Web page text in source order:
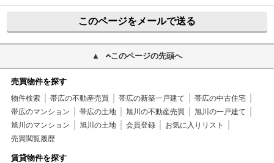
このページをメールで送る
このページの先頭へ
売買物件を探す
物件検索 帯広の不動産売買 帯広の新築一戸建て
帯広の中古住宅
帯広のマンション
帯広の土地 旭川の不動産売買
旭川の一戸建て
旭川のマンション
旭川の土地 会員登録
お気に入りリスト
売買閲覧履歴
賃貸物件を探す